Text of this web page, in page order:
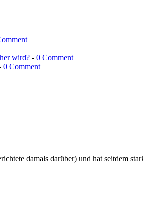
wird? - 0 Comment
0 Comment
damals darüber) und hat seitdem